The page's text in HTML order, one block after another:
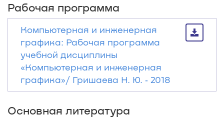
Рабочая программа
Компьютерная и инженерная
графика: Рабочая программа
учебной дисциплины
«Компьютерная и инженерная
графика»/ Гришаева Н. Ю. ‐ 2018
Основная литература